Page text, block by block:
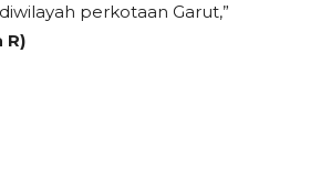
perkotaan Garut,”
R)